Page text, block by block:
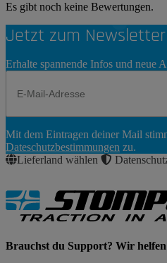
Es gibt noch keine Bewertungen.
Jetzt zum
Erhalte spannende Infos und neue
Abonnieren
Mit dem Eintragen deiner Mail
Dateschutzbestimmungen zu.
Lieferland wählen
Brauchst du Support? Wir